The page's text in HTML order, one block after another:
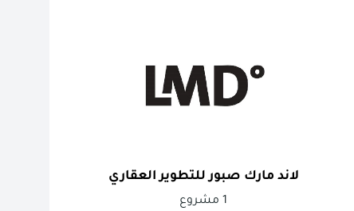
لاند مارك صبور للتطوير العقاري
1 مشروع